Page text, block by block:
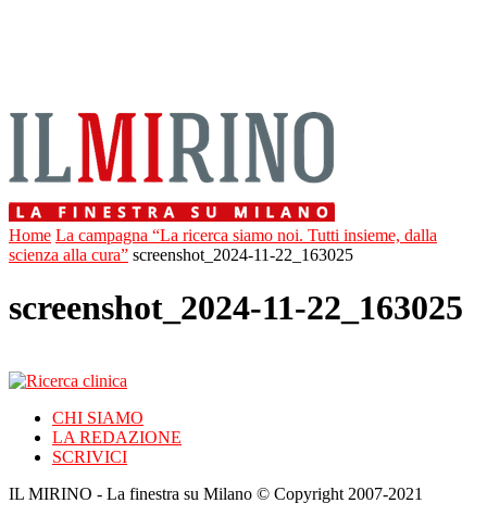
Home La campagna “La ricerca siamo noi. Tutti insieme, dalla
scienza alla cura” screenshot_2024-11-22_163025
screenshot_2024-11-22_163025
CHI SIAMO
LA REDAZIONE
SCRIVICI
IL MIRINO - La finestra su Milano © Copyright 2007-2021